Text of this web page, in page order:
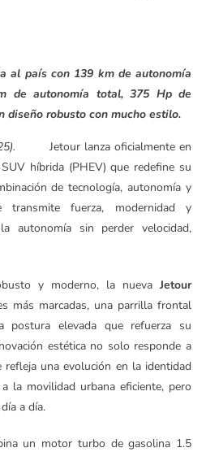
al país con 139 km de autonomía
de autonomía total, 375 Hp de
diseño robusto con mucho estilo.
2025). Jetour lanza oficialmente en
híbrida (PHEV) que redefine su
de tecnología, autonomía y
transmite fuerza, modernidad y
autonomía sin perder velocidad,
y moderno, la nuevaJetour
más marcadas, una parrilla frontal
postura elevada que refuerza su
estética no solo responde a
una evolución en la identidad
la movilidad urbana eficiente, pero
a día.
un motor turbo de gasolina 1.5